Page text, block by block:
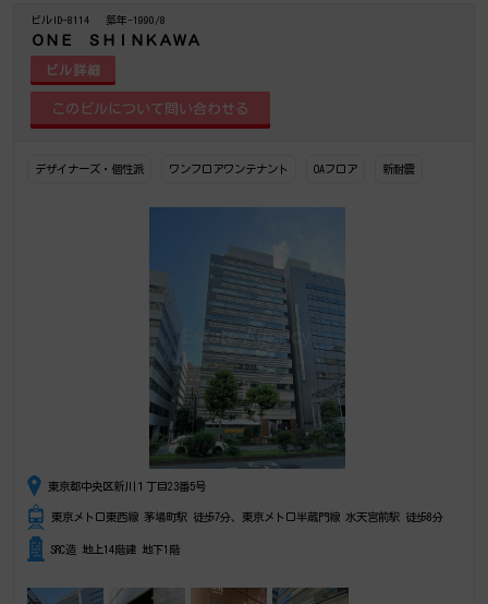
ビルID-8114 築年-1990/8
ＯＮＥ ＳＨＩＮＫＡＷＡ
ビル詳細
デザイナーズ・個性派 ワンフロアワンテナント OAフロア 新耐震
東京都中央区新川１丁目23番5号
東京メトロ東西線 茅場町駅 徒歩7分、東京メトロ半蔵門線 水天宮前駅 徒歩8分
SRC造 地上14階建 地下1階